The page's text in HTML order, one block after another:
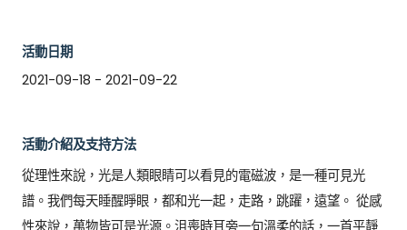
活動日期
2021-09-18 - 2021-09-22
活動介紹及支持方法
從理性來說，光是人類眼睛可以看見的電磁波，是一種可見光
譜。我們每天睡醒睜眼，都和光一起，走路，跳躍，遠望。 從感